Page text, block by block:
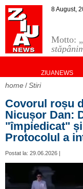
Motto:
8 August,
ZIUANEWS
home Stiri
Covorul roșu
Nicușor Dan:
"împiedicat"
Protocolul a
Postat la: 29.06.2026 |